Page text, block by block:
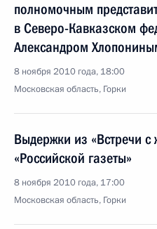
полномочным
в Северо-Кавказском
Александром
8 ноября 2010 года, 18:00
Московская область, Горки
Выдержки из «Встречи с
«Российской газеты»
8 ноября 2010 года, 17:00
Московская область, Горки